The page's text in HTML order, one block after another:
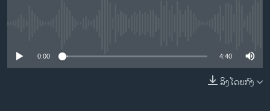
ຊີວິດຊາວລາວ
0:00 4:40
ລິງໂດຍກົງ